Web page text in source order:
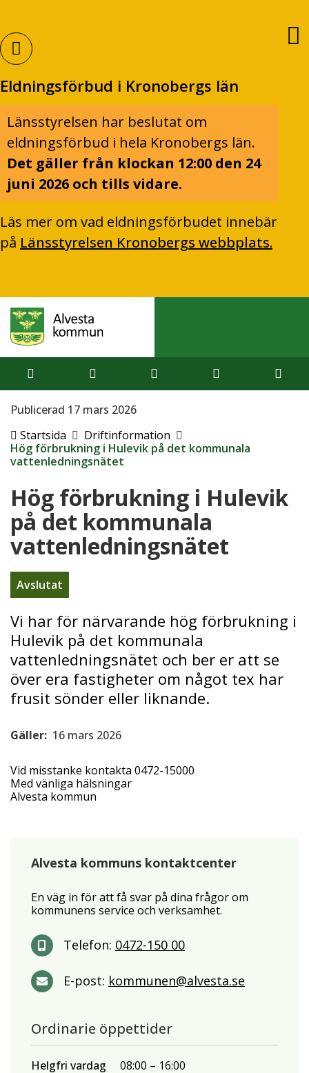
Eldningsförbud i Kronobergs län
Länsstyrelsen har beslutat om
eldningsförbud i hela Kronobergs län.
Det gäller från klockan 12:00 den 24
juni 2026 och tills vidare.
Läs mer om vad eldningsförbudet innebär
på Länsstyrelsen Kronobergs webbplats.
Publicerad 17 mars 2026
Startsida
Driftinformation
Hög förbrukning i Hulevik på det kommunala
vattenledningsnätet
Hög förbrukning i Hulevik
på det kommunala
vattenledningsnätet
Avslutat
Vi har för närvarande hög förbrukning i
Hulevik på det kommunala
vattenledningsnätet och ber er att se
över era fastigheter om något tex har
frusit sönder eller liknande.
Gäller: 16 mars 2026
Vid misstanke kontakta 0472-15000
Med vänliga hälsningar
Alvesta kommun
Alvesta kommuns kontaktcenter
En väg in för att få svar på dina frågor om
kommunens service och verksamhet.
Telefon: 0472-150 00
E-post: kommunen@alvesta.se
Ordinarie öppettider
Helgfri vardag 08:00
16:00